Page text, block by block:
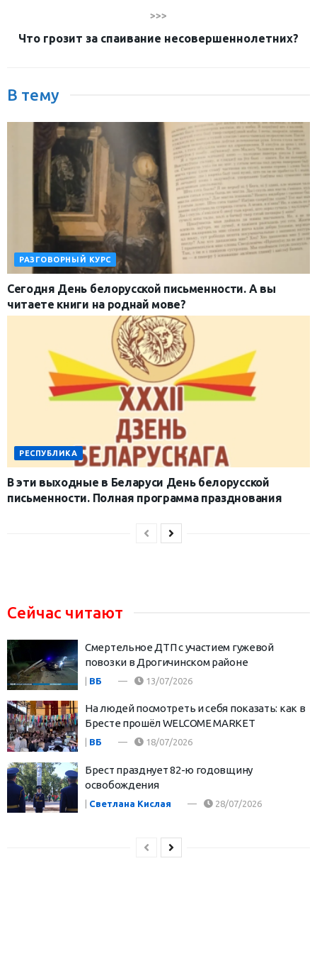
>>>
Что грозит за спаивание несовершеннолетних?
В тему
РАЗГОВОРНЫЙ КУРС
Сегодня День белорусской письменности. А вы
читаете книги на роднай мове?
РЕСПУБЛИКА
В эти выходные в Беларуси День белорусской
письменности. Полная программа празднования
Сейчас читают
Смертельное ДТП с участием гужевой
повозки в Дрогичинском районе
| ВБ 13/07/2026
На людей посмотреть и себя показать: как в
Бресте прошёл WELCOME MARKET
ВБ 18/07/2026
Брест празднует 82-ю годовщину
освобождения
| Светлана Кислая 28/07/2026